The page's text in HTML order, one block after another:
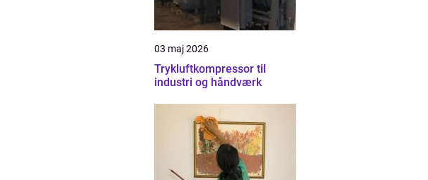
03 maj 2026
Trykluftkompressor til
industri og håndværk